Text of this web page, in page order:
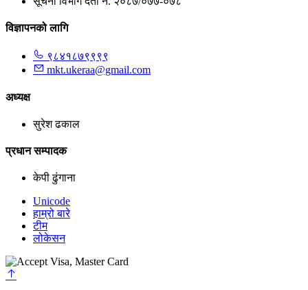
विज्ञापनको लागि
९८४१८७९९९९
mkt.ukeraa@gmail.com
अध्यक्ष
सुरेश ढकाल
प्रधान सम्पादक
केपी ढुंगाना
Unicode
हाम्रो बारे
टीम
लोकेसन